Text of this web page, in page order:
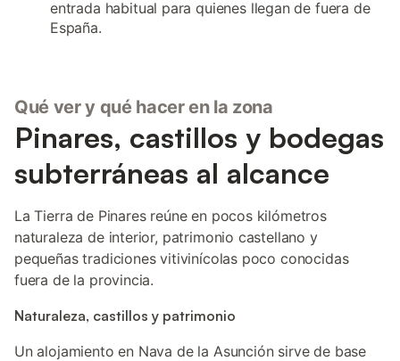
entrada habitual para quienes llegan de fuera de
España.
Qué ver y qué hacer en la zona
Pinares, castillos y bodegas
subterráneas al alcance
La Tierra de Pinares reúne en pocos kilómetros
naturaleza de interior, patrimonio castellano y
pequeñas tradiciones vitivinícolas poco conocidas
fuera de la provincia.
Naturaleza, castillos y patrimonio
Un alojamiento en Nava de la Asunción sirve de base